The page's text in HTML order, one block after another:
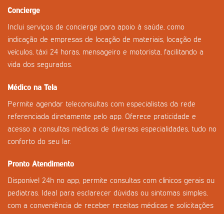
Concierge
Inclui serviços de concierge para apoio à saúde, como
indicação de empresas de locação de materiais, locação de
veículos, táxi 24 horas, mensageiro e motorista, facilitando a
vida dos segurados.
Médico na Tela
Permite agendar teleconsultas com especialistas da rede
referenciada diretamente pelo app. Oferece praticidade e
acesso a consultas médicas de diversas especialidades, tudo no
conforto do seu lar.
Pronto Atendimento
Disponível 24h no app, permite consultas com clínicos gerais ou
pediatras. Ideal para esclarecer dúvidas ou sintomas simples,
com a conveniência de receber receitas médicas e solicitações